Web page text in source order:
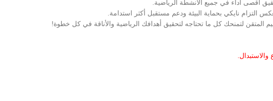
المقبلة في تعليقي.
أقصى أداء في جميع الأنشطة الرياضية.
نايكي بحماية البيئة ودعم مستقبل أكثر استدامة.
المتقن لتمنحك كل ما تحتاجه لتحقيق أهدافك الرياضية والأناقة في كل خطوة!
والاستبدال